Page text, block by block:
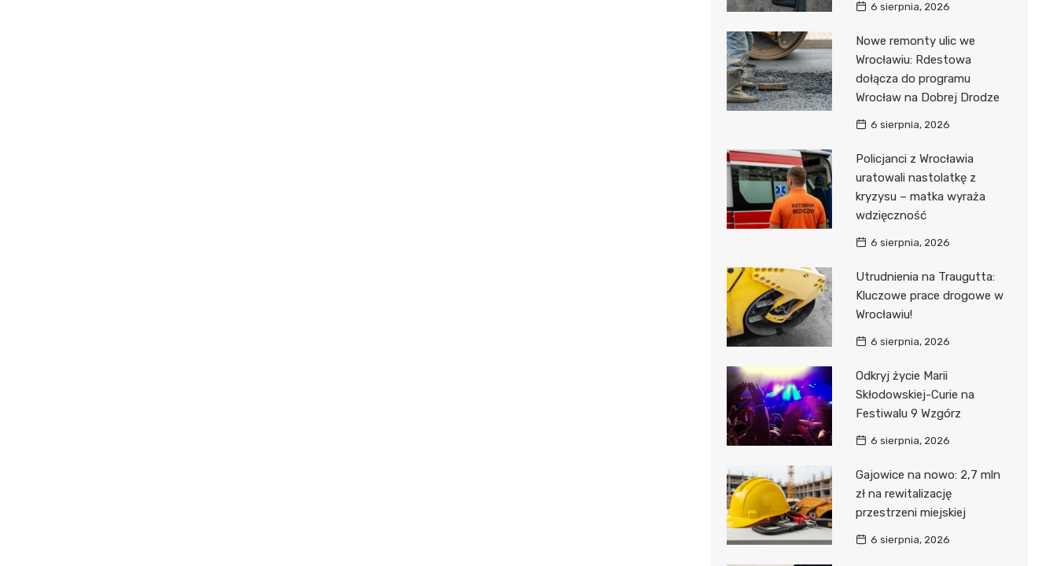
6 sierpnia, 2026
Nowe remonty ulic we
Wrocławiu: Rdestowa
dołącza do programu
Wrocław na Dobrej Drodze
6 sierpnia, 2026
Policjanci z Wrocławia
uratowali nastolatkę z
kryzysu – matka wyraża
wdzięczność
6 sierpnia, 2026
Utrudnienia na Traugutta:
Kluczowe prace drogowe w
Wrocławiu!
6 sierpnia, 2026
Odkryj życie Marii
Skłodowskiej-Curie na
Festiwalu 9 Wzgórz
6 sierpnia, 2026
Gajowice na nowo: 2,7 mln
zł na rewitalizację
przestrzeni miejskiej
6 sierpnia, 2026